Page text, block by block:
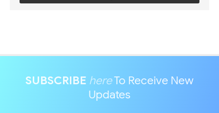
SUBSCRIBE hereTo Receive New
Updates